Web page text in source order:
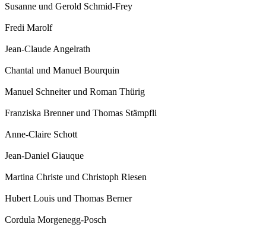
Susanne und Gerold Schmid-Frey
Fredi Marolf
Jean-Claude Angelrath
Chantal und Manuel Bourquin
Manuel Schneiter und Roman Thürig
Franziska Brenner und Thomas Stämpfli
Anne-Claire Schott
Jean-Daniel Giauque
Martina Christe und Christoph Riesen
Hubert Louis und Thomas Berner
Cordula Morgenegg-Posch